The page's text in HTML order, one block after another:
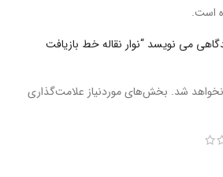
است.
می نویسد “نوار نقاله خط بازیافت
شد. بخش‌های موردنیاز علامت‌گذاری